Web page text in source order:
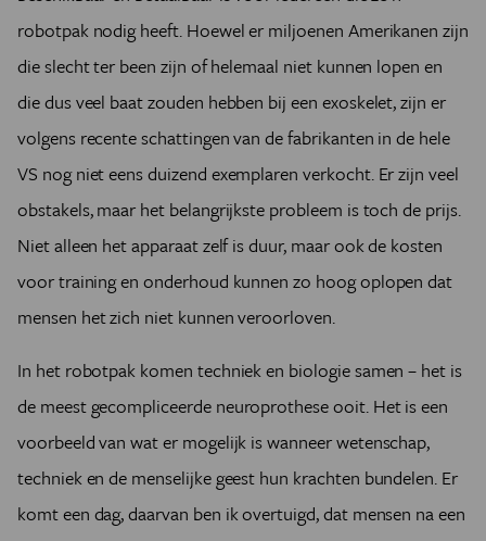
robotpak nodig heeft. Hoewel er miljoenen Amerikanen zijn
die slecht ter been zijn of helemaal niet kunnen lopen en
die dus veel baat zouden hebben bij een exoskelet, zijn er
volgens recente schattingen van de fabrikanten in de hele
VS nog niet eens duizend exemplaren verkocht. Er zijn veel
obstakels, maar het belangrijkste probleem is toch de prijs.
Niet alleen het apparaat zelf is duur, maar ook de kosten
voor training en onderhoud kunnen zo hoog oplopen dat
mensen het zich niet kunnen veroorloven.
In het robotpak komen techniek en biologie samen – het is
de meest gecompliceerde neuroprothese ooit. Het is een
voorbeeld van wat er mogelijk is wanneer wetenschap,
techniek en de menselijke geest hun krachten bundelen. Er
komt een dag, daarvan ben ik overtuigd, dat mensen na een